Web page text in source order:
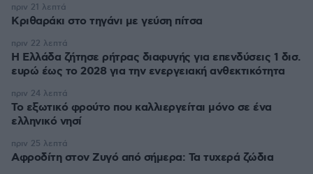
Κριθαράκι στο τηγάνι με γεύση πίτσα
πριν 21 λεπτά
Η Ελλάδα ζήτησε ρήτρας διαφυγής για επενδύσεις 1 δισ.
ευρώ έως το 2028 για την ενεργειακή ανθεκτικότητα
πριν 22 λεπτά
Το εξωτικό φρούτο που καλλιεργείται μόνο σε ένα
ελληνικό νησί
πριν 24 λεπτά
Αφροδίτη στον Ζυγό από σήμερα: Τα τυχερά ζώδια
πριν 25 λεπτά